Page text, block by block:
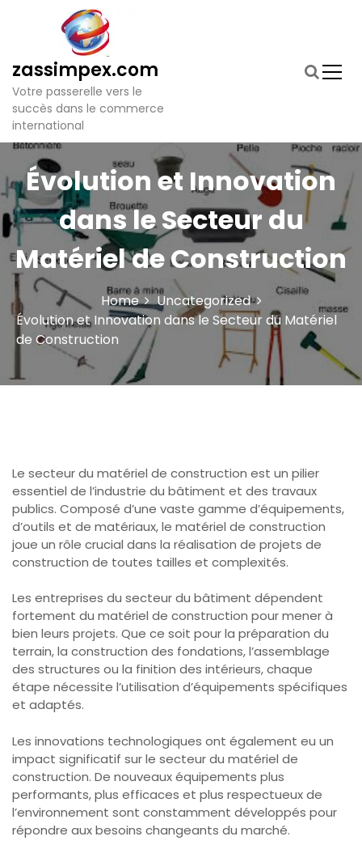
t
zassimpex.com
Votre passerelle vers le
succès dans le commerce
international
Évolution et Innovation
dans le Secteur du
Matériel de Construction
Home
Uncategorized
Évolution et Innovation dans le Secteur du Matériel
de Construction
Le secteur du matériel de construction est un pilier
essentiel de l’industrie du bâtiment et des travaux
publics. Composé d’une vaste gamme d’équipements,
d’outils et de matériaux, le matériel de construction
joue un rôle crucial dans la réalisation de projets de
construction de toutes tailles et complexités.
Les entreprises du secteur du bâtiment dépendent
fortement du matériel de construction pour mener à
bien leurs projets. Que ce soit pour la préparation du
terrain, la construction des fondations, l’assemblage
des structures ou la finition des intérieurs, chaque
étape nécessite l’utilisation d’équipements spécifiques
et adaptés.
Les innovations technologiques ont également eu un
impact significatif sur le secteur du matériel de
construction. De nouveaux équipements plus
performants, plus efficaces et plus respectueux de
l’environnement sont constamment développés pour
répondre aux besoins changeants du marché.